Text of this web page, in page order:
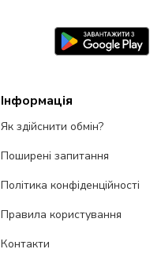
Інформація
Як здійснити обмін?
Поширені запитання
Політика конфіденційності
Правила користування
Контакти